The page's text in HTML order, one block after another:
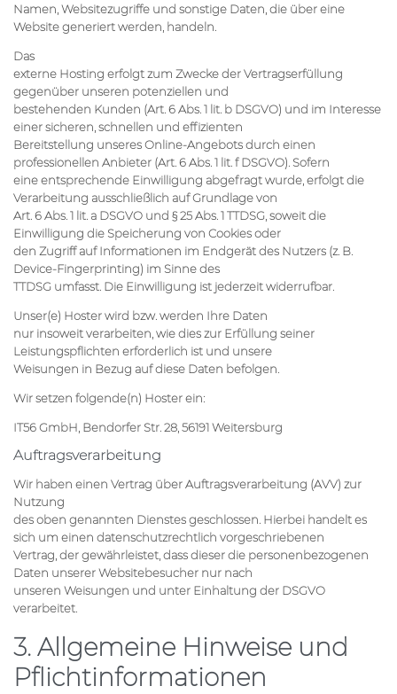
Namen, Websitezugriffe und sonstige Daten, die über eine
Website generiert werden, handeln.
Das
externe Hosting erfolgt zum Zwecke der Vertragserfüllung
gegenüber unseren potenziellen und
bestehenden Kunden (Art. 6 Abs. 1 lit. b DSGVO) und im Interesse
einer sicheren, schnellen und effizienten
Bereitstellung unseres Online-Angebots durch einen
professionellen Anbieter (Art. 6 Abs. 1 lit. f DSGVO). Sofern
eine entsprechende Einwilligung abgefragt wurde, erfolgt die
Verarbeitung ausschließlich auf Grundlage von
Art. 6 Abs. 1 lit. a DSGVO und § 25 Abs. 1 TTDSG, soweit die
Einwilligung die Speicherung von Cookies oder
den Zugriff auf Informationen im Endgerät des Nutzers (z. B.
Device-Fingerprinting) im Sinne des
TTDSG umfasst. Die Einwilligung ist jederzeit widerrufbar.
Unser(e) Hoster wird bzw. werden Ihre Daten
nur insoweit verarbeiten, wie dies zur Erfüllung seiner
Leistungspflichten erforderlich ist und unsere
Weisungen in Bezug auf diese Daten befolgen.
Wir setzen folgende(n) Hoster ein:
IT56 GmbH, Bendorfer Str. 28, 56191 Weitersburg
Auftragsverarbeitung
Wir haben einen Vertrag über Auftragsverarbeitung (AVV) zur
Nutzung
des oben genannten Dienstes geschlossen. Hierbei handelt es
sich um einen datenschutzrechtlich vorgeschriebenen
Vertrag, der gewährleistet, dass dieser die personenbezogenen
Daten unserer Websitebesucher nur nach
unseren Weisungen und unter Einhaltung der DSGVO
verarbeitet.
3. Allgemeine Hinweise und
Pflicht­informationen